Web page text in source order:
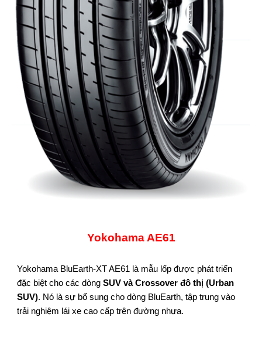
Yokohama AE61
Yokohama BluEarth-XT AE61 là mẫu lốp được phát triển
đặc biệt cho các dòngSUV và Crossover đô thị (Urban
SUV). Nó là sự bổ sung cho dòng BluEarth, tập trung vào
trải nghiệm lái xe cao cấp trên đường nhựa.